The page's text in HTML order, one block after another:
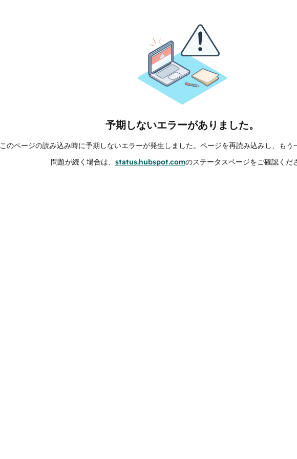
予期しないエラーがありました。
このページの読み込み時に予期しないエラーが発生しました。ページを再読み込みし、もう
問題が続く場合は、 status.hubspot.comのステータスページをご確認くだ